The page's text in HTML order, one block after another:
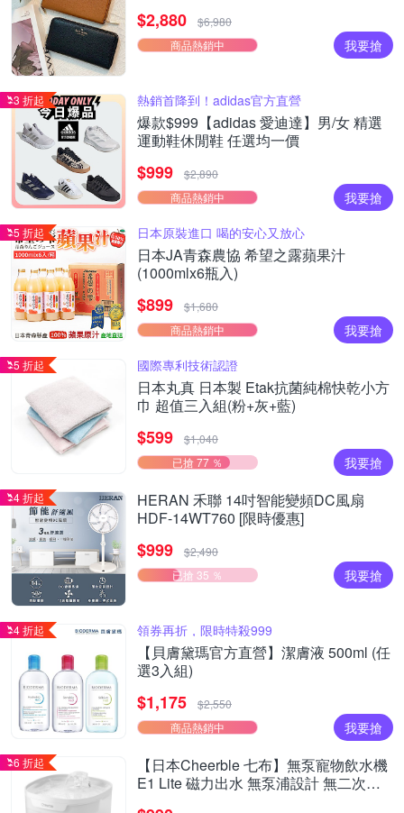
$2,880
$6,980
商品熱銷中
我要搶
3 折起 熱銷首降到！adidas官方直營
爆款$999【adidas 愛迪達】男/女 精選
運動鞋休閒鞋 任選均一價
$999
$2,890
商品熱銷中
我要搶
5 折起 日本原裝進口 喝的安心又放心
日本JA青森農協 希望之露蘋果汁
(1000mlx6瓶入)
$899
$1,680
商品熱銷中
我要搶
5 折起 國際專利技術認證
日本丸真 日本製 Etak抗菌純棉快乾小方
巾 超值三入組(粉+灰+藍)
$599
$1,040
已搶 77 ％
我要搶
4 折起
HERAN 禾聯 14吋智能變頻DC風扇
HDF-14WT760 [限時優惠]
$999
$2,490
已搶 35 ％
我要搶
4 折起 領券再折，限時特殺999
【貝膚黛瑪官方直營】潔膚液 500ml (任
選3入組)
$1,175
$2,550
商品熱銷中
我要搶
6 折起
【日本Cheerble 七布】無泵寵物飲水機
E1 Lite 磁力出水 無泵浦設計 無二次汙